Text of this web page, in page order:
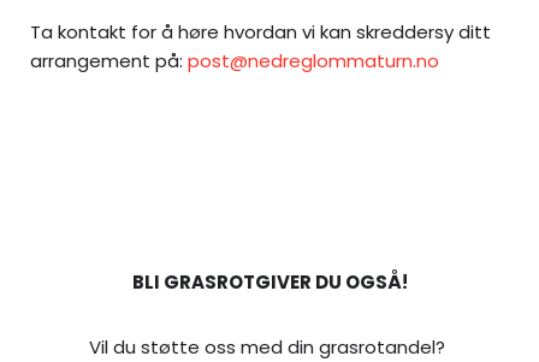
Ta kontakt for å høre hvordan vi kan skreddersy ditt
arrangement på: post@nedreglommaturn.no
BLI GRASROTGIVER DU OGSÅ!
Vil du støtte oss med din grasrotandel?